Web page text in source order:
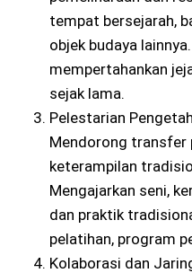
tempat bersejarah,
objek budaya
mempertahankan
sejak lama.
Pelestarian
Mendorong transfer
keterampilan
Mengajarkan seni,
dan praktik
pelatihan, program
Kolaborasi dan